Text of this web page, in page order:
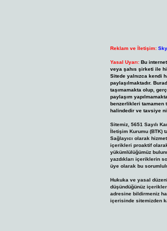
Reklam ve İletişim:
Yasal Uyarı: Bu
veya şahıs şirketi ile
Sitede yalnızca kendi
paylaşılmaktadır.
taşımamakta olup,
paylaşım
benzerlikleri tamamen
halindedir ve tavsiye
Sitemiz, 5651 Sayılı
İletişim Kurumu (BTK)
Sağlayıcı olarak
içerikleri proaktif
yükümlülüğümüz
yazdıkları içeriklerin
üye olarak bu
Hukuka ve yasal
düşündüğünüz
adresine bildirmeniz
içerisinde sitemizden